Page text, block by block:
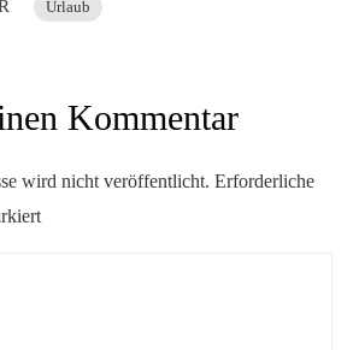
Urlaub
Kommentar
wird nicht veröffentlicht. Erforderliche